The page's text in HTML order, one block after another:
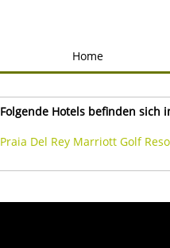
Home
Folgende Hotels befinden sich
Praia Del Rey Marriott Golf